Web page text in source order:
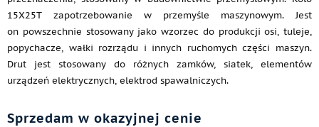
15Х25Т zapotrzebowanie w przemyśle maszynowym. Jest
on powszechnie stosowany jako wzorzec do produkcji osi, tuleje,
popychacze, wałki rozrządu i innych ruchomych części maszyn.
Drut jest stosowany do różnych zamków, siatek, elementów
urządzeń elektrycznych, elektrod spawalniczych.
Sprzedam w okazyjnej cenie